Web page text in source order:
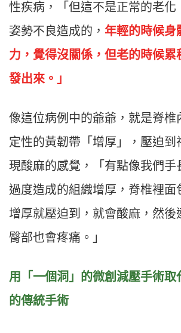
性疾病，「但這不是正常的老化
姿勢不良造成的， 年輕的時候身
力，覺得沒關係，但老的時候累
發出來。」
像這位病例中的爺爺，就是脊椎
定性的黃韌帶「增厚」，壓迫到
現酸麻的感覺，「有點像我們手
過度造成的組織增厚，脊椎裡面
增厚就壓迫到，就會酸麻，然後
臀部也會疼痛。」
用「一個洞」的微創減壓手術取
的傳統手術